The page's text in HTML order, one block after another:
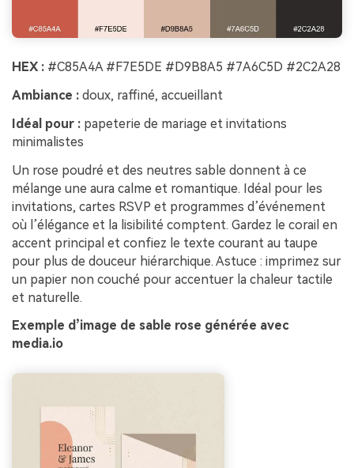
HEX : #C85A4A #F7E5DE #D9B8A5 #7A6C5D #2C2A28
Ambiance : doux, raffiné, accueillant
Idéal pour : papeterie de mariage et invitations
minimalistes
Un rose poudré et des neutres sable donnent à ce
mélange une aura calme et romantique. Idéal pour les
invitations, cartes RSVP et programmes d’événement
où l’élégance et la lisibilité comptent. Gardez le corail en
accent principal et confiez le texte courant au taupe
pour plus de douceur hiérarchique. Astuce : imprimez sur
un papier non couché pour accentuer la chaleur tactile
et naturelle.
Exemple d’image de sable rose générée avec
media.io